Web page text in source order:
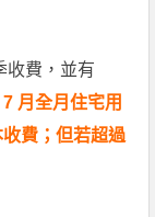
收費，並有
月全月住宅用
費；但若超過